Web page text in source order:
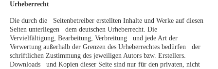
Urheberrecht
Die durch die Seitenbetreiber erstellten Inhalte und Werke auf diesen
Seiten unterliegen dem deutschen Urheberrecht. Die
Vervielfältigung, Bearbeitung, Verbreitung und jede Art der
Verwertung außerhalb der Grenzen des Urheberrechtes bedürfen der
schriftlichen Zustimmung des jeweiligen Autors bzw. Erstellers.
Downloads und Kopien dieser Seite sind nur für den privaten, nicht